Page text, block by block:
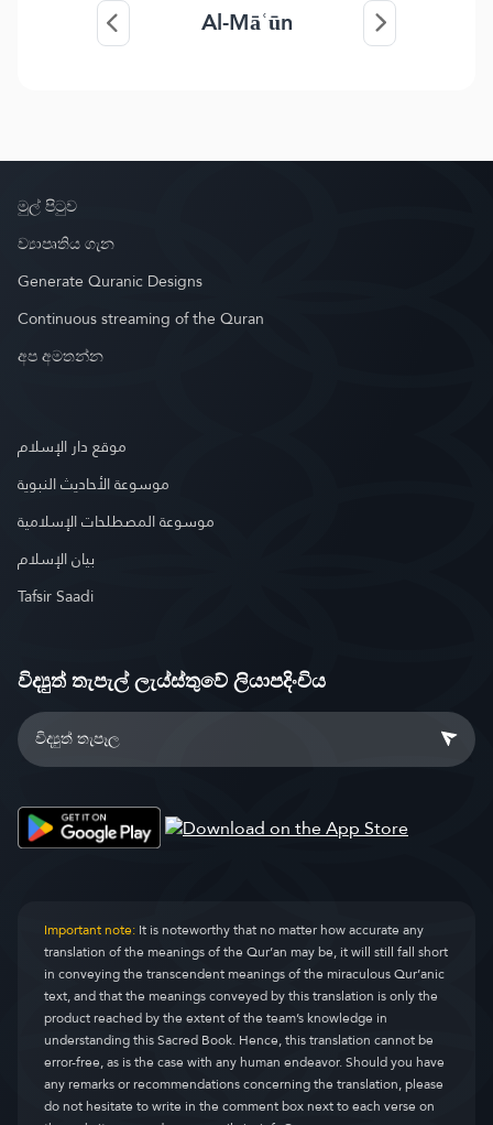
Al-Māʿūn
මුල් පිටුව
ව්‍යාපෘතිය ගැන
Generate Quranic Designs
Continuous streaming of the Quran
අප අමතන්න
موقع دار الإسلام
موسوعة الأحاديث النبوية
موسوعة المصطلحات الإسلامية
بيان الإسلام
Tafsir Saadi
විද්‍යුත් තැපැල් ලැය්ස්තුවේ ලියාපදිංචිය
Important note:It is noteworthy that no matter how accurate any
translation of the meanings of the Qur’an may be, it will still fall short
in conveying the transcendent meanings of the miraculous Qur’anic
text, and that the meanings conveyed by this translation is only the
product reached by the extent of the team’s knowledge in
understanding this Sacred Book. Hence, this translation cannot be
error-free, as is the case with any human endeavor. Should you have
any remarks or recommendations concerning the translation, please
do not hesitate to write in the comment box next to each verse on